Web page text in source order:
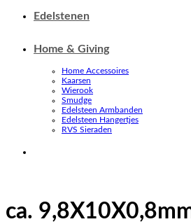
Edelstenen
Home & Giving
Home Accessoires
Kaarsen
Wierook
Smudge
Edelsteen Armbanden
Edelsteen Hangertjes
RVS Sieraden
ca.